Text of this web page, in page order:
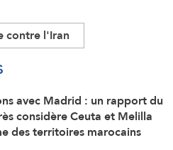
contre l'Iran
avec Madrid : un rapport du
considère Ceuta et Melilla
des territoires marocains